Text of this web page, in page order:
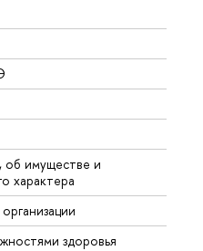
об имуществе и
характера
здоровья